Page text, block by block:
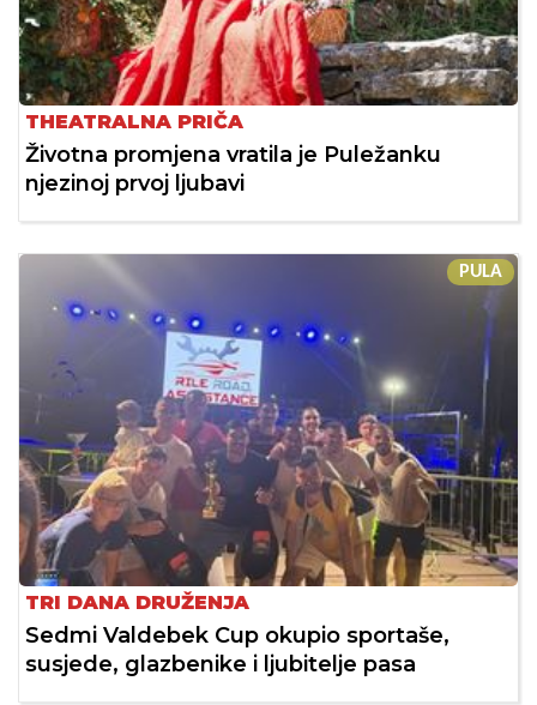
THEATRALNA PRIČA
Životna promjena vratila je Puležanku
njezinoj prvoj ljubavi
PULA
TRI DANA DRUŽENJA
Sedmi Valdebek Cup okupio sportaše,
susjede, glazbenike i ljubitelje pasa